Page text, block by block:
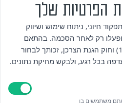
הפרטיות שלך
חיוני, ניתוח שימוש ושיווק
יופעלו רק לאחר הסכמה. בהתאם
לחוק הגנת הפרטיות (תיקון 13) וחוק הגנת הצרכן, זכותך לבחור
בכל רגע, ולבקש מחיקת נתונים.
אתם משתמשים בו